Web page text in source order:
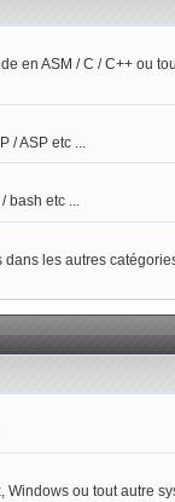
en ASM / C / C++ ou
ASP etc ...
bash etc ...
les autres
Windows ou tout autre